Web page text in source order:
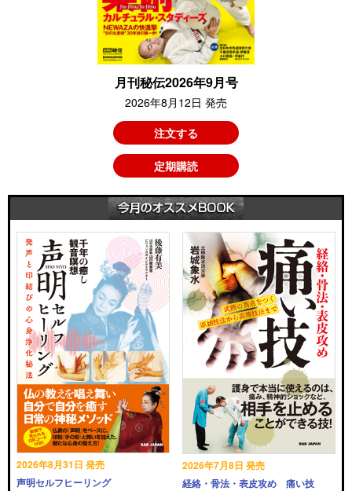
月刊秘伝2026年9月号
2026年8月12日 発売
注文する
定期購読
2026年8月31日 発売
声明セルフヒーリング
2026年7月8日 発売
経絡・骨法・表皮攻め 痛い技